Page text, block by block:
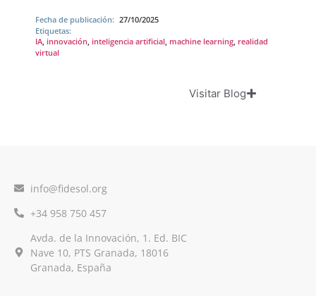
Fecha de publicación: 27/10/2025
Etiquetas:
IA innovación inteligencia artificial machine learning realidad
virtual
Visitar Blog
info@fidesol.org
+34 958 750 457
Avda. de la Innovación, 1. Ed. BIC
Nave 10, PTS Granada, 18016
Granada, España